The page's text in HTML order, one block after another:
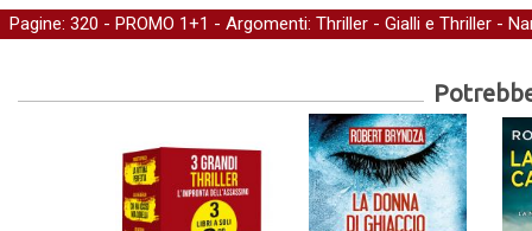
Pagine: 320 - PROMO 1+1 - Argomenti: Thriller - Gialli e Thriller -